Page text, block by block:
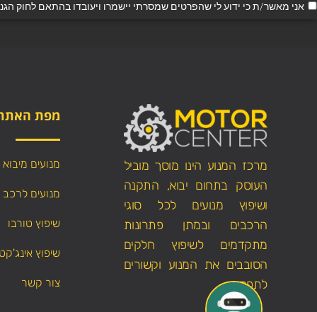
אני מאשר/ת כי ידוע לי שהפרטים שמסרתי יישמרו ויעובדו בהתאם לחוק הגנת הפרטיות,
מרכז המנוע הינו מוסך מוביל
העוסק בתחום יבוא, התקנה
ושיפוץ מנועים לכל סוגי
הרכבים ובמתן פתרונות
מתקדמים לשיפוץ חלקים
הסובבים את המנוע וקשורים
לתפקודו.
מפת
מנועים מיבוא
מנועים לרכב
שיפוץ טורבו
שיפוץ
צור קשר